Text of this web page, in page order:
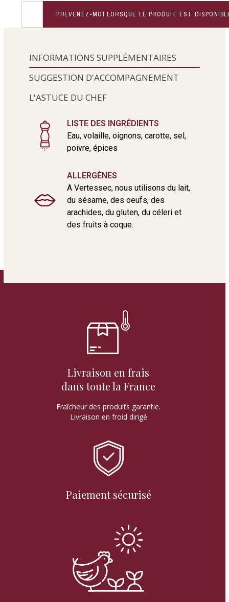
PRÉVENEZ-MOI LORSQUE LE PRODUIT EST
INFORMATIONS SUPPLÉMENTAIRES
SUGGESTION D'ACCOMPAGNEMENT
L'ASTUCE DU CHEF
LISTE DES INGRÉDIENTS
Eau, volaille, oignons, carotte, sel,
poivre, épices
ALLERGÈNES
A Vertessec, nous utilisons du lait,
du sésame, des oeufs, des
arachides, du gluten, du céleri et
des fruits à coque.
Livraison en frais
dans toute la France
Fraîcheur des produits garantie.
Livraison en froid dirigé
Paiement sécurisé